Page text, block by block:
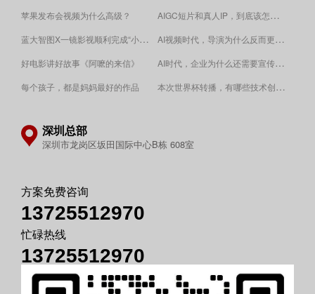
苹果发布会视频为什么高级？
AIGC短片和真人IP，到底该怎么选？
蓝大智图X一镜影视顺利完成“小蓝本”广告影片拍摄制作。
AI视频时代，导演为什么反而更重要？
好电影讲好故事《阿嚒的来信》 AI时代，企业为什么还需要宣传片？
每个孩子，都是妈妈最好的作品 ​本次世界杯转播，有哪些技术创新值得关注？
深圳总部
深圳市龙岗区坂田国际中心B栋 608室
方案免费咨询
13725512970
忙碌热线
13725512970